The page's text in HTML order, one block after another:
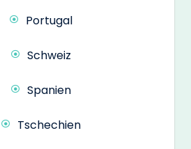
Portugal
Schweiz
Spanien
Tschechien